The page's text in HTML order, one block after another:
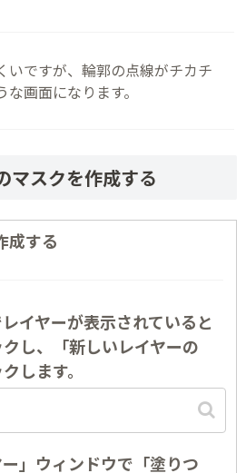
いですが、輪郭の点線がチカチ
画面になります。
マスクを作成する
成する
イヤーが表示されていると
し、「新しいレイヤーの
します。
ー」ウィンドウで「塗りつ